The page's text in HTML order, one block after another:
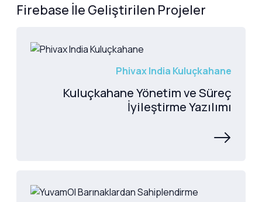
Firebase İle Geliştirilen Projeler
Phivax India Kuluçkahane
Kuluçkahane Yönetim ve Süreç
İyileştirme Yazılımı